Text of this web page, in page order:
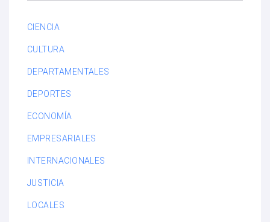
CIENCIA
CULTURA
DEPARTAMENTALES
DEPORTES
ECONOMÍA
EMPRESARIALES
INTERNACIONALES
JUSTICIA
LOCALES